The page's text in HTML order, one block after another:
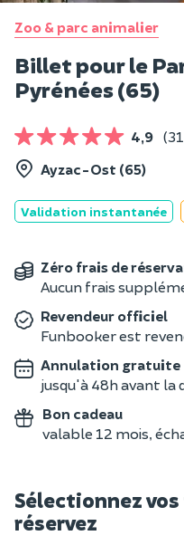
Zoo & parc animalier
Billet pour le
Pyrénées (65)
4,9
Ayzac-Ost (65)
Validation instantanée
Zéro frais de
Aucun frais
Revendeur officiel
Funbooker est
Annulation gratuite
jusqu'à 48h avant la
Bon cadeau
valable 12 mois,
Sélectionnez
réservez